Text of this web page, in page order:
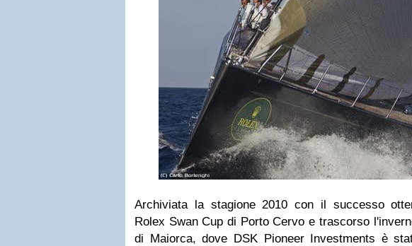
Archiviata la stagione 2010 con il successo
Rolex Swan Cup di Porto Cervo e trascorso
di Maiorca, dove DSK Pioneer Investments è